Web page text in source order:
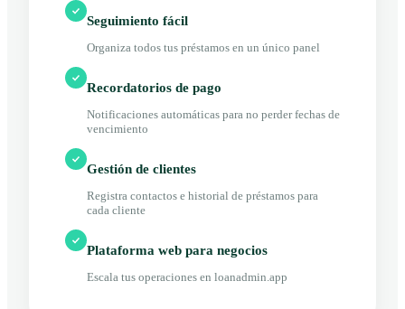
Seguimiento fácil
Organiza todos tus préstamos en un único panel
Recordatorios de pago
Notificaciones automáticas para no perder fechas de
vencimiento
Gestión de clientes
Registra contactos e historial de préstamos para
cada cliente
Plataforma web para negocios
Escala tus operaciones en loanadmin.app